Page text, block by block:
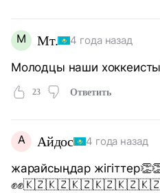
М Мт. 4 года назад
Молодцы наши
23 Ответить
А Айдос 4 года назад
жарайсыңдар